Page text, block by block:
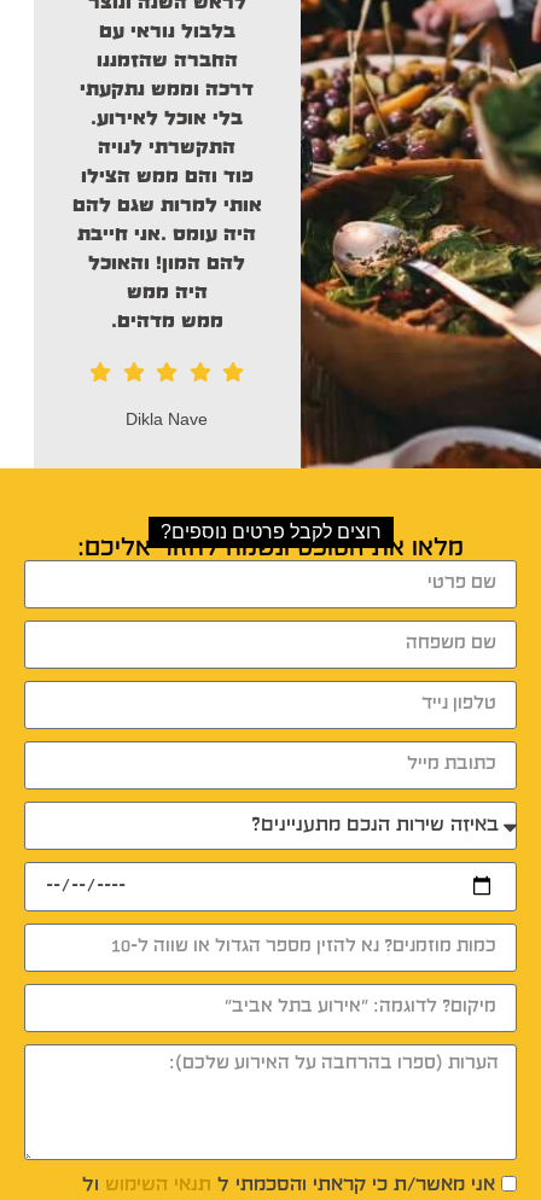
מספר אחד בארץ
חברים ממליץ בחום .
איתי דניאל
בלבול נוראי עם
החברה שהזמננו
דרכה וממש נתקעתי
בלי אוכל לאירוע.
התקשרתי לנויה
פוד והם ממשהצילו
אותי למרות שגם להם
היה עומס .אני חייבת
להם המון! והאוכל
היה ממש
ממש מדהים.
Dikla Nave
רוצים לקבל פרטים נוספים?
מלאו את הטופס ונשמח לחזור אליכם:
אני מאשר/ת כי קראתי והסכמתי ל תנאי השימוש ול